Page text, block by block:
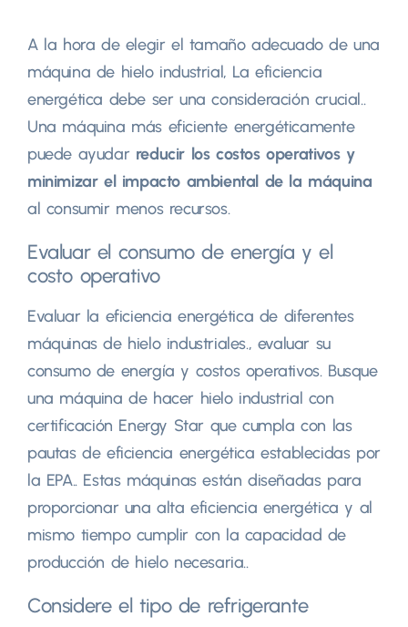
A la hora de elegir el tamaño adecuado de una
máquina de hielo industrial, La eficiencia
energética debe ser una consideración crucial..
Una máquina más eficiente energéticamente
puede ayudar reducir los costos operativos y
minimizar el impacto ambiental de la máquina
al consumir menos recursos.
Evaluar el consumo de energía y el
costo operativo
Evaluar la eficiencia energética de diferentes
máquinas de hielo industriales., evaluar su
consumo de energía y costos operativos. Busque
una máquina de hacer hielo industrial con
certificación Energy Star que cumpla con las
pautas de eficiencia energética establecidas por
la EPA.. Estas máquinas están diseñadas para
proporcionar una alta eficiencia energética y al
mismo tiempo cumplir con la capacidad de
producción de hielo necesaria..
Considere el tipo de refrigerante